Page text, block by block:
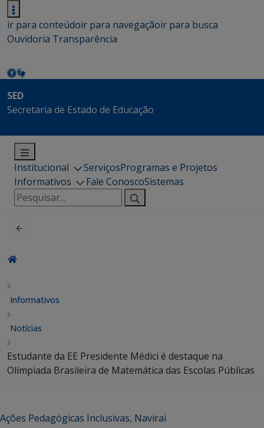
ir para conteúdoir para navegaçãoir para busca
Ouvidoria Transparência
SED
Secretaria de Estado de Educação
Institucional ServiçosProgramas e Projetos
Informativos
Fale ConoscoSistemas
Pesquisar
por:
Informativos
Notícias
Estudante da EE Presidente Médici é destaque na
Olímpiada Brasileira de Matemática das Escolas Públicas
Ações Pedagógicas Inclusivas, Navirai